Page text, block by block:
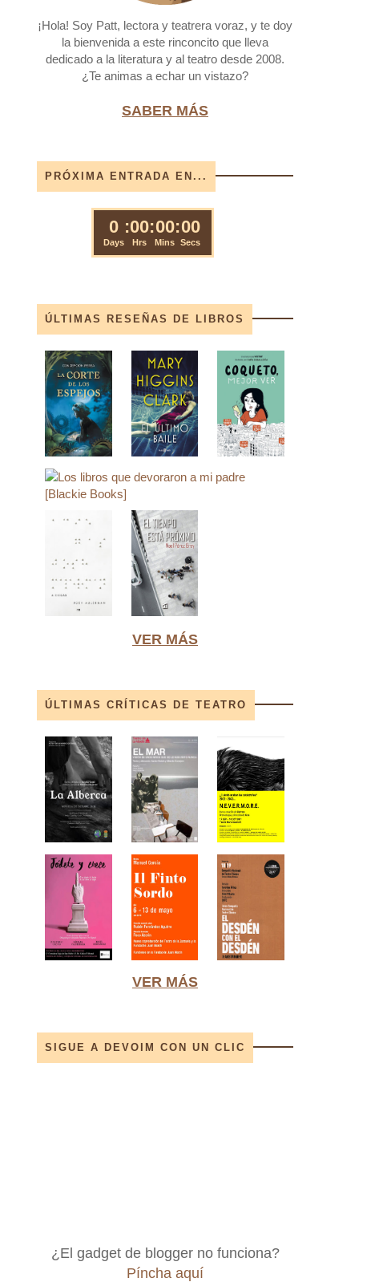
¡Hola! Soy Patt, lectora y teatrera voraz, y te doy
la bienvenida a este rinconcito que lleva
dedicado a la literatura y al teatro desde 2008.
¿Te animas a echar un vistazo?
SABER MÁS
PRÓXIMA ENTRADA EN...
ÚLTIMAS RESEÑAS DE LIBROS
VER MÁS
ÚLTIMAS CRÍTICAS DE TEATRO
VER MÁS
SIGUE A DEVOIM CON UN CLIC
¿El gadget de blogger no funciona?
Píncha aquí